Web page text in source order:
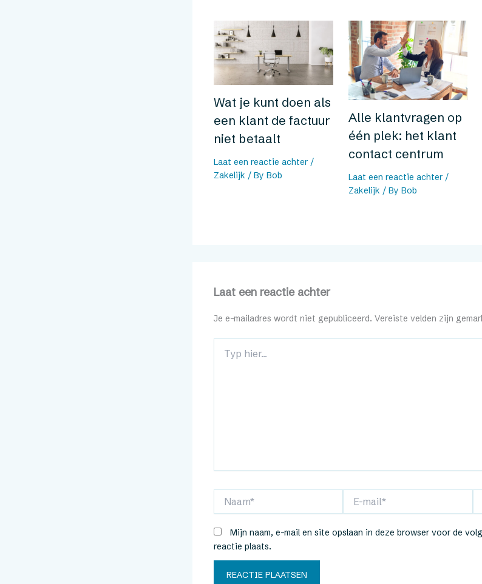
Wat je kunt doen als
een klant de factuur
niet betaalt
Laat een reactie achter /
Zakelijk / By Bob
Alle klantvragen op
één plek: het klant
contact centrum
Laat een reactie achter /
Zakelijk / By Bob
Laat een reactie achter
Je e-mailadres wordt niet gepubliceerd. Vereiste velden zijn
hier...
mail*
Mijn naam, e-mail en site opslaan in deze browser voor de
reactie plaats.